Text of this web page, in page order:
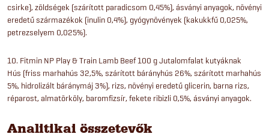
csirke), zöldségek (szárított paradicsom 0,45%), ásványi anyagok, növényi
eredetű származékok (inulin 0,4%), gyógynövények (kakukkfű 0,025%,
petrezselyem 0,025%).
10. Fitmin NP Play & Train Lamb Beef 100 g Jutalomfalat kutyáknak
Hús (friss marhahús 32,5%, szárított bárányhús 26%, szárított marhahús
5%, hidrolizált báránymáj 3%), rizs, növényi eredetű glicerin, barna rizs,
réparost, almatörköly, baromfizsír, fekete ribizli 0,5%, ásványi anyagok.
Analitikai összetevők